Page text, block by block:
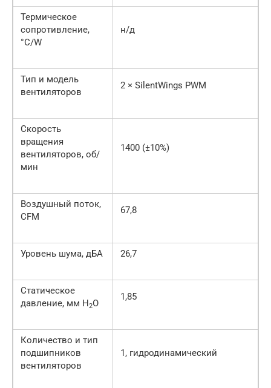
Термическое
сопротивление,
°С/W
н/д
Тип и модель
вентиляторов
2 × SilentWings PWM
Скорость
вращения
вентиляторов, об/
мин
1400 (±10%)
Воздушный поток,
CFM
67,8
Уровень шума, дБА 26,7
Статическое
давление, мм H2O
1,85
Количество и тип
подшипников
вентиляторов
1, гидродинамический